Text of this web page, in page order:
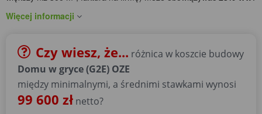
Więcej informacji
Czy wiesz, że... różnica w koszcie budowy
Domu w gryce (G2E) OZE
między minimalnymi, a średnimi stawkami wynosi
99 600 zł netto?